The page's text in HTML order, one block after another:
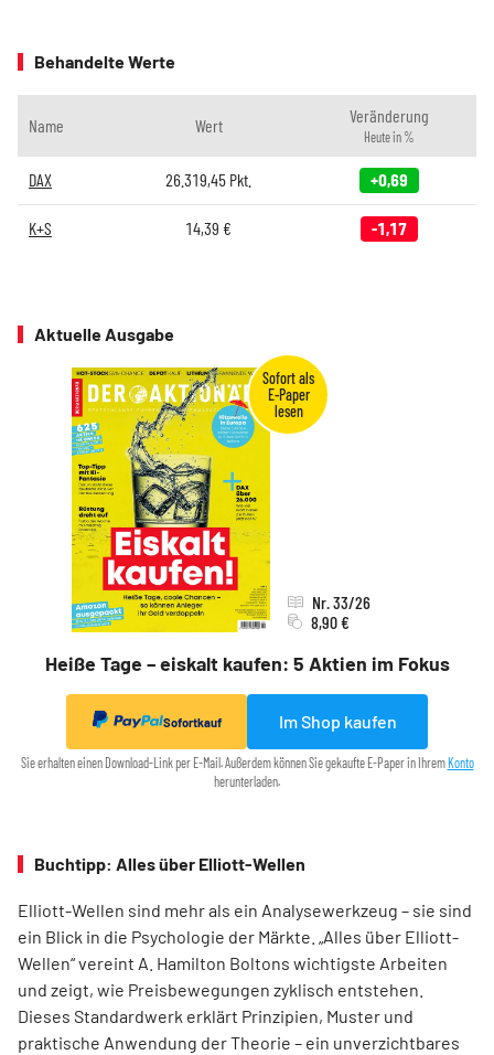
Behandelte Werte
Name Wert Veränderung
Heute in %
DAX 26.319,45 Pkt. +0,69
K+S 14,39 € -1,17
Aktuelle Ausgabe
Heiße Tage – eiskalt kaufen: 5 Aktien im Fokus
Nr. 33/26
8,90 €
Sofortkauf Im Shop kaufen
Sie erhalten einen Download-Link per E-Mail. Außerdem können Sie gekaufte E-Paper in Ihrem Konto
herunterladen.
Buchtipp: Alles über Elliott-Wellen
Elliott-Wellen sind mehr als ein Analysewerkzeug – sie sind
ein Blick in die Psychologie der Märkte. „Alles über Elliott-
Wellen“ vereint A. Hamilton Boltons wichtigste Arbeiten
und zeigt, wie Preisbewegungen zyklisch entstehen.
Dieses Standardwerk erklärt Prinzipien, Muster und
praktische Anwendung der Theorie – ein unverzichtbares